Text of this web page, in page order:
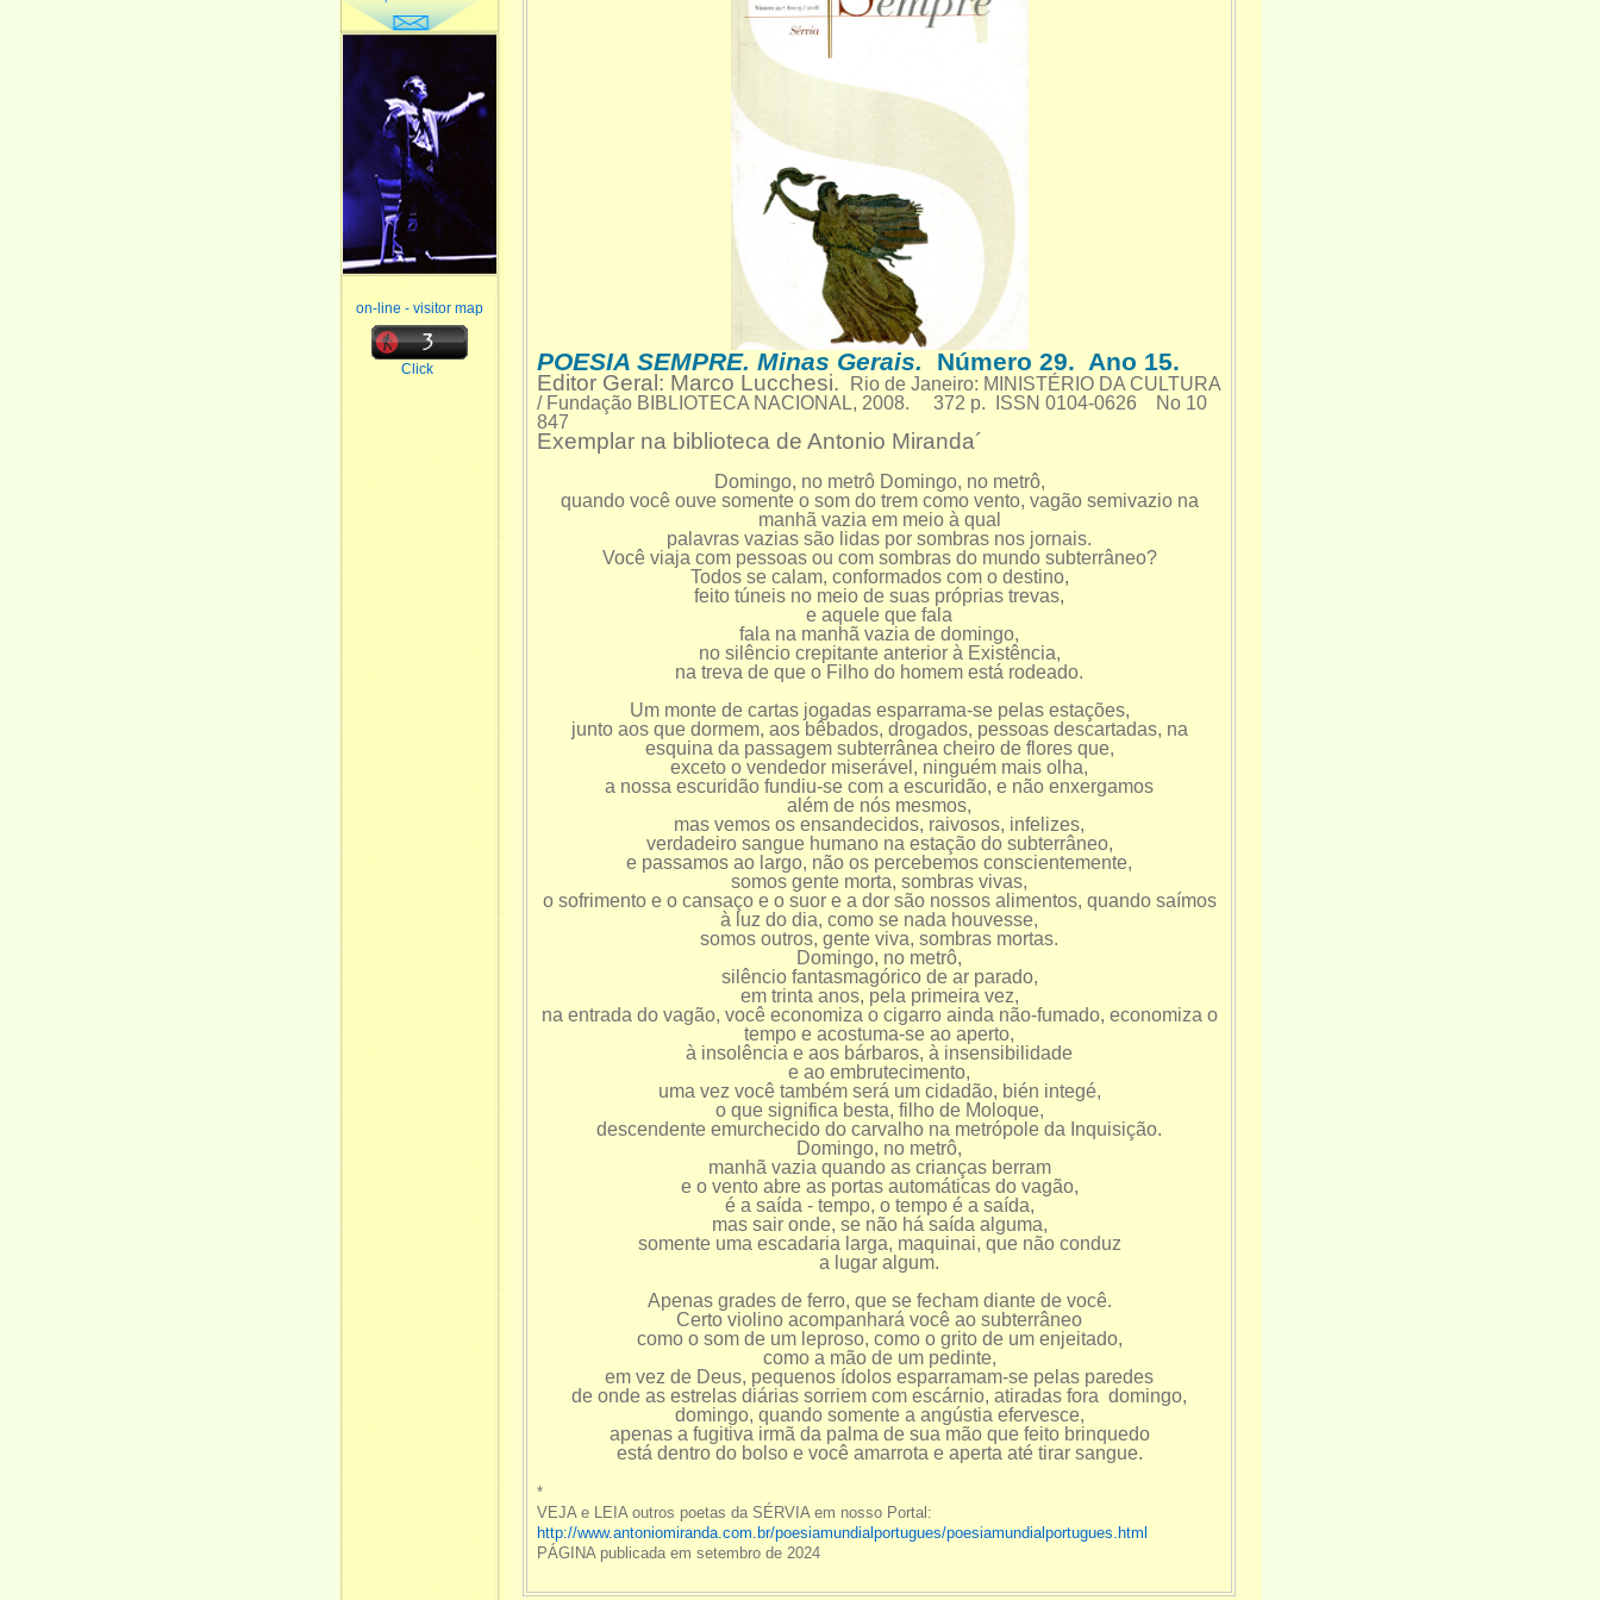
on-line - visitor map
Click POESIA SEMPRE. Minas Gerais. Número 29. Ano 15.
Editor Geral: Marco Lucchesi.
Rio de Janeiro: MINISTÉRIO DA CULTURA
/ Fundação BIBLIOTECA NACIONAL, 2008. 372 p. ISSN 0104-0626 No 10
847
Exemplar na biblioteca de Antonio Miranda´
Domingo, no metrô Domingo, no metrô,
quando você ouve somente o som do trem como vento, vagão semivazio na
manhã vazia em meio à qual
palavras vazias são lidas por sombras nos jornais.
Você viaja com pessoas ou com sombras do mundo subterrâneo?
Todos se calam, conformados com o destino,
feito túneis no meio de suas próprias trevas,
e aquele que fala
fala na manhã vazia de domingo,
no silêncio crepitante anterior à Existência,
na treva de que o Filho do homem está rodeado.
Um monte de cartas jogadas esparrama-se pelas estações,
junto aos que dormem, aos bêbados, drogados, pessoas descartadas, na
esquina da passagem subterrânea cheiro de flores que,
exceto o vendedor miserável, ninguém mais olha,
a nossa escuridão fundiu-se com a escuridão, e não enxergamos
além de nós mesmos,
mas vemos os ensandecidos, raivosos, infelizes,
verdadeiro sangue humano na estação do subterrâneo,
e passamos ao largo, não os percebemos conscientemente,
somos gente morta, sombras vivas,
o sofrimento e o cansaço e o suor e a dor são nossos alimentos, quando saímos
à luz do dia, como se nada houvesse,
somos outros, gente viva, sombras mortas.
Domingo, no metrô,
silêncio fantasmagórico de ar parado,
em trinta anos, pela primeira vez,
na entrada do vagão, você economiza o cigarro ainda não-fumado, economiza o
tempo e acostuma-se ao aperto,
à insolência e aos bárbaros, à insensibilidade
e ao embrutecimento,
uma vez você também será um cidadão, bién integé,
o que significa besta, filho de Moloque,
descendente emurchecido do carvalho na metrópole da Inquisição.
Domingo, no metrô,
manhã vazia quando as crianças berram
e o vento abre as portas automáticas do vagão,
é a saída - tempo, o tempo é a saída,
mas sair onde, se não há saída alguma,
somente uma escadaria larga, maquinai, que não conduz
a lugar algum.
Apenas grades de ferro, que se fecham diante de você.
Certo violino acompanhará você ao subterrâneo
como o som de um leproso, como o grito de um enjeitado,
como a mão de um pedinte,
em vez de Deus, pequenos ídolos esparramam-se pelas paredes
de onde as estrelas diárias sorriem com escárnio, atiradas fora domingo,
domingo, quando somente a angústia efervesce,
apenas a fugitiva irmã da palma de sua mão que feito brinquedo
está dentro do bolso e você amarrota e aperta até tirar sangue.
*
VEJA e LEIA outros poetas da SÉRVIA em nosso Portal:
http://www.antoniomiranda.com.br/poesiamundialportugues/poesiamundialportugues.html
PÁGINA publicada em setembro de 2024